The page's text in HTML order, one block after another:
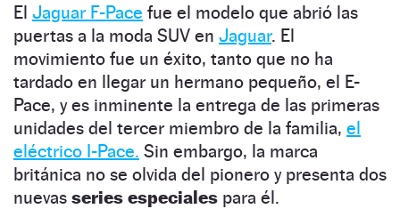
El Jaguar F-Pace fue el modelo que abrió las
puertas a la moda SUV en Jaguar. El
movimiento fue un éxito, tanto que no ha
tardado en llegar un hermano pequeño, el E-
Pace, y es inminente la entrega de las primeras
unidades del tercer miembro de la familia, el
eléctrico I-Pace. Sin embargo, la marca
británica no se olvida del pionero y presenta dos
nuevas series especiales para él.